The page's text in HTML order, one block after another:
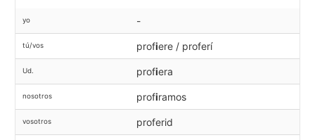
yo -
tú/vos profiere / proferí
Ud. profiera
nosotros profiramos
vosotros proferid